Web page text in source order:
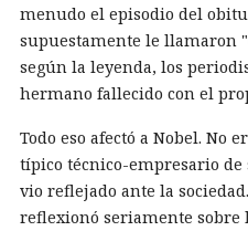
menudo el episodio del
supuestamente le llamaron
según la leyenda, los
hermano fallecido con el
Todo eso afectó a Nobel. No
típico técnico-empresario de
vio reflejado ante la
reflexionó seriamente sobre